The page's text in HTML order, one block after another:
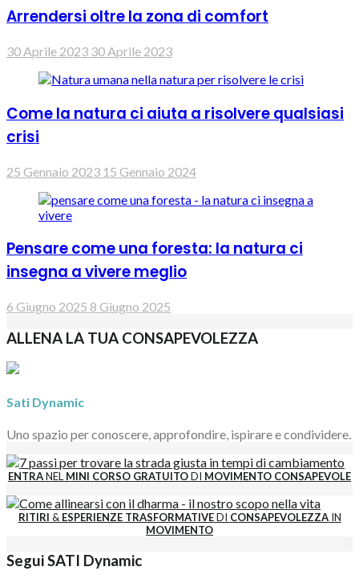
Arrendersi oltre la zona di comfort
30 Aprile 2023 30 Aprile 2023
Come la natura ci aiuta a risolvere qualsiasi
crisi
25 Gennaio 2023 15 Gennaio 2024
Pensare come una foresta: la natura ci
insegna a vivere meglio
6 Giugno 2025 8 Giugno 2025
ALLENA LA TUA CONSAPEVOLEZZA
Sati Dynamic
Uno spazio per conoscere, approfondire, ispirare e condividere.
ENTRANEL MINI CORSO GRATUITODI MOVIMENTO CONSAPEVOLE
RITIRI & ESPERIENZE TRASFORMATIVEDI CONSAPEVOLEZZAIN
MOVIMENTO
Segui SATI Dynamic